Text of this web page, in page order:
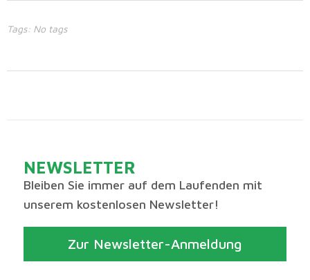
Tags: No tags
NEWSLETTER
Bleiben Sie immer auf dem Laufenden mit
unserem kostenlosen Newsletter!
Zur Newsletter-Anmeldung